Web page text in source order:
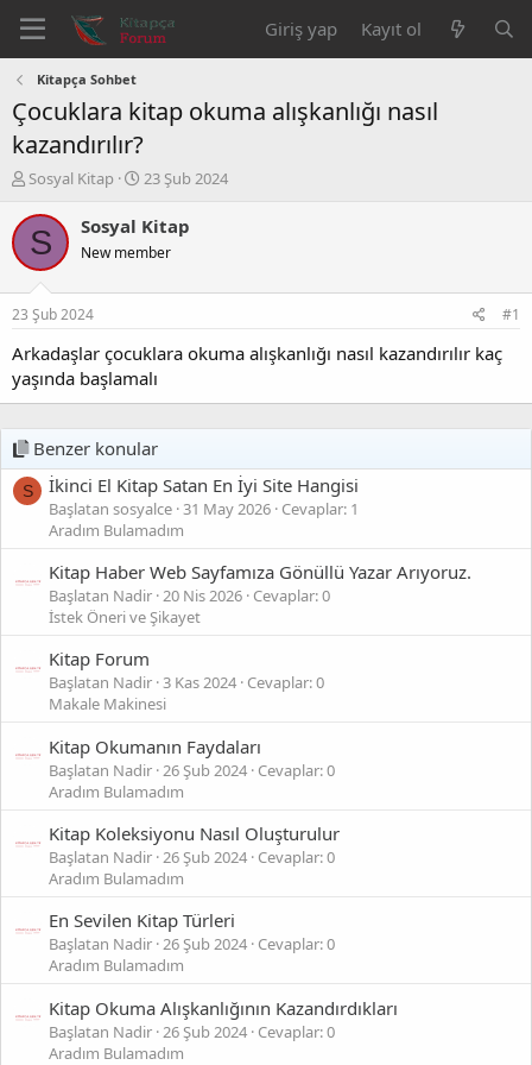
Giriş yap Kayıt ol
Kitapça Sohbet
Çocuklara kitap okuma alışkanlığı nasıl
kazandırılır?
K
n
b
u
u
b
a
l
t
a
n
Sosyal Kitap
B
ş
a
ç
a
i
h
i
23 Şub 2024
S Sosyal Kitap
New member
23 Şub 2024 #1
Arkadaşlar çocuklara okuma alışkanlığı nasıl kazandırılır kaç
yaşında başlamalı
Benzer konular
S İkinci El Kitap Satan En İyi Site Hangisi
Başlatan sosyalce 31 May 2026 Cevaplar: 1
Aradım Bulamadım
Kitap Haber Web Sayfamıza Gönüllü Yazar Arıyoruz.
Başlatan Nadir 20 Nis 2026 Cevaplar: 0
İstek Öneri ve Şikayet
Kitap Forum
Başlatan Nadir 3 Kas 2024 Cevaplar: 0
Makale Makinesi
Kitap Okumanın Faydaları
Başlatan Nadir 26 Şub 2024 Cevaplar: 0
Aradım Bulamadım
Kitap Koleksiyonu Nasıl Oluşturulur
Başlatan Nadir 26 Şub 2024 Cevaplar: 0
Aradım Bulamadım
En Sevilen Kitap Türleri
Başlatan Nadir 26 Şub 2024 Cevaplar: 0
Aradım Bulamadım
Kitap Okuma Alışkanlığının Kazandırdıkları
Başlatan Nadir 26 Şub 2024 Cevaplar: 0
Aradım Bulamadım